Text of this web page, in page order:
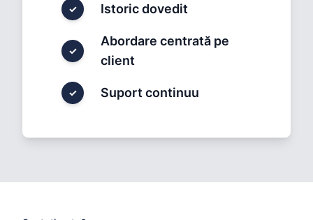
✓ Istoric dovedit
✓
Abordare centrată pe
client
✓ Suport continuu